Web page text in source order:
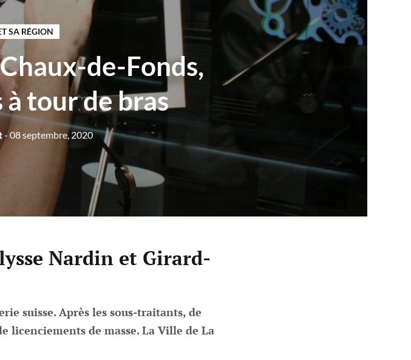
SA RÉGION
de-Fonds,
tour de bras
- 08 septembre, 2020
Nardin et Girard-
suisse. Après les sous-traitants, de
licenciements de masse. La Ville de La